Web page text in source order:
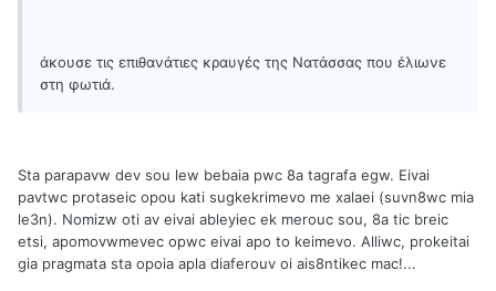
άκουσε τις επιθανάτιες κραυγές της Νατάσσας που έλιωνε
στη φωτιά.
Sta parapavw dev sou lew bebaia pwc 8a tagrafa egw. Eivai
pavtwc protaseic opou kati sugkekrimevo me xalaei (suvn8wc mia
le3n). Nomizw oti av eivai ableyiec ek merouc sou, 8a tic breic
etsi, apomovwmevec opwc eivai apo to keimevo. Alliwc, prokeitai
gia pragmata sta opoia apla diaferouv oi ais8ntikec mac!...